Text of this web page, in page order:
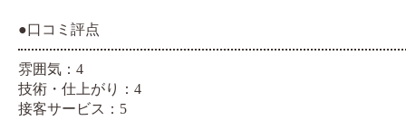
●口コミ評点
雰囲気：4
技術・仕上がり：4
接客サービス：5